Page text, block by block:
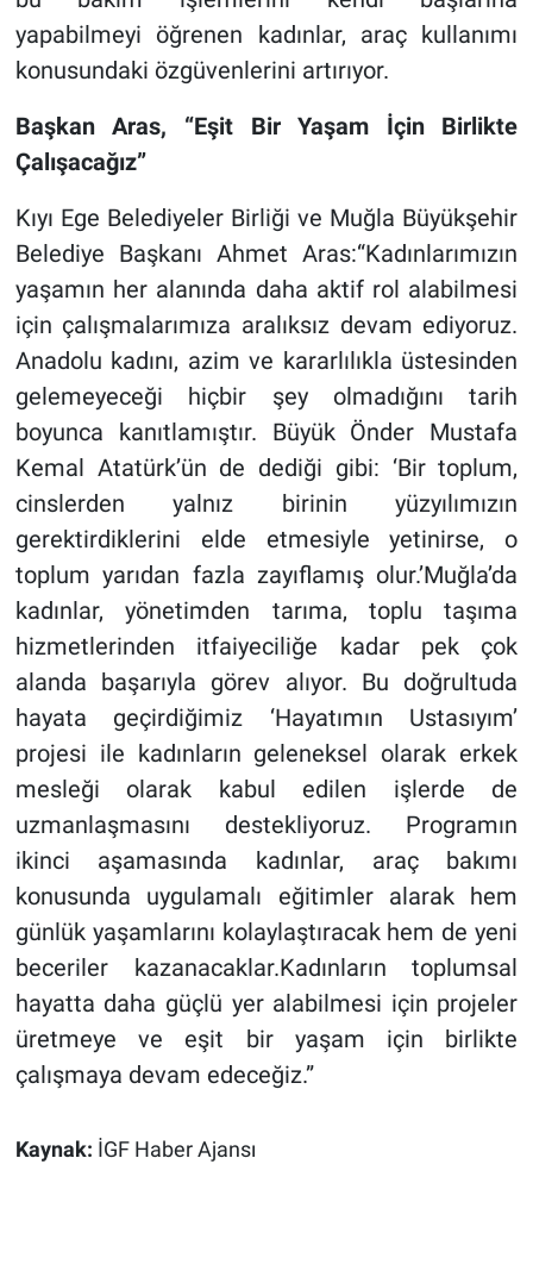
yapabilmeyi öğrenen kadınlar, araç kullanımı
konusundaki özgüvenlerini artırıyor.
Başkan Aras, “Eşit Bir Yaşam İçin Birlikte
Çalışacağız”
Kıyı Ege Belediyeler Birliği ve Muğla Büyükşehir
Belediye Başkanı Ahmet Aras:“Kadınlarımızın
yaşamın her alanında daha aktif rol alabilmesi
için çalışmalarımıza aralıksız devam ediyoruz.
Anadolu kadını, azim ve kararlılıkla üstesinden
gelemeyeceği hiçbir şey olmadığını tarih
boyunca kanıtlamıştır. Büyük Önder Mustafa
Kemal Atatürk’ün de dediği gibi: ‘Bir toplum,
cinslerden yalnız birinin yüzyılımızın
gerektirdiklerini elde etmesiyle yetinirse, o
toplum yarıdan fazla zayıflamış olur.’Muğla’da
kadınlar, yönetimden tarıma, toplu taşıma
hizmetlerinden itfaiyeciliğe kadar pek çok
alanda başarıyla görev alıyor. Bu doğrultuda
hayata geçirdiğimiz ‘Hayatımın Ustasıyım’
projesi ile kadınların geleneksel olarak erkek
mesleği olarak kabul edilen işlerde de
uzmanlaşmasını destekliyoruz. Programın
ikinci aşamasında kadınlar, araç bakımı
konusunda uygulamalı eğitimler alarak hem
günlük yaşamlarını kolaylaştıracak hem de yeni
beceriler kazanacaklar.Kadınların toplumsal
hayatta daha güçlü yer alabilmesi için projeler
üretmeye ve eşit bir yaşam için birlikte
çalışmaya devam edeceğiz.”
Kaynak: İGF Haber Ajansı